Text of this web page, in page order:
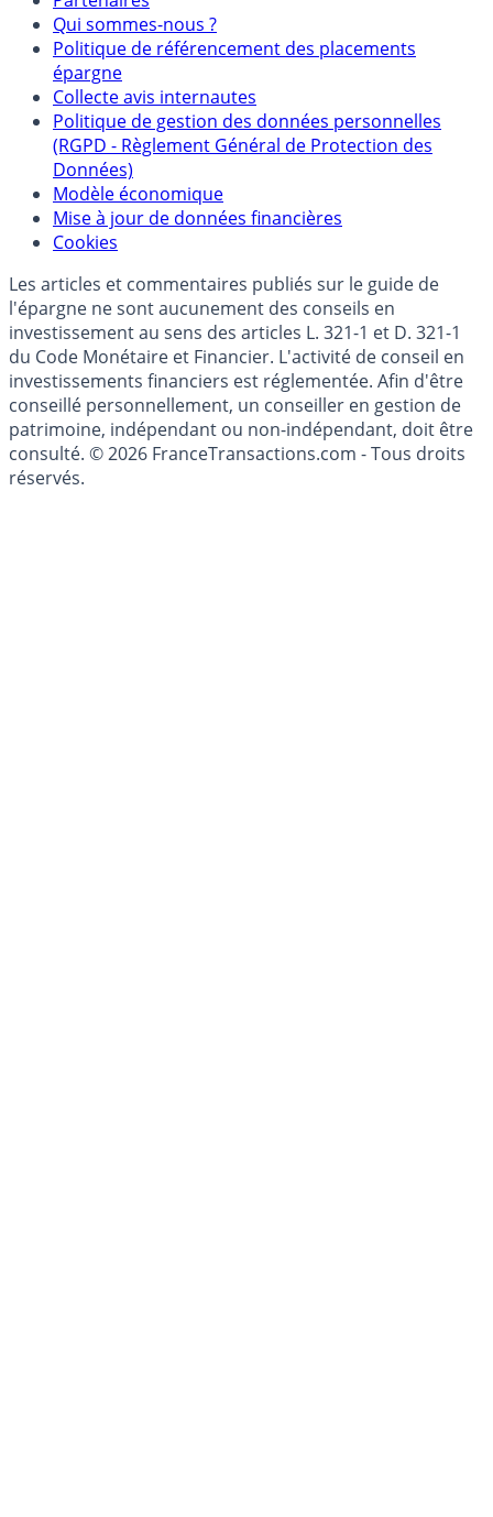
Mentions légales et Conditions d’utilisation
Partenaires
Qui sommes-nous ?
Politique de référencement des placements
épargne
Collecte avis internautes
Politique de gestion des données personnelles
(RGPD - Règlement Général de Protection des
Données)
Modèle économique
Mise à jour de données financières
Cookies
Les articles et commentaires publiés sur le guide de
l'épargne ne sont aucunement des conseils en
investissement au sens des articles L. 321-1 et D. 321-1
du Code Monétaire et Financier. L'activité de conseil en
investissements financiers est réglementée. Afin d'être
conseillé personnellement, un conseiller en gestion de
patrimoine, indépendant ou non-indépendant, doit être
consulté. © 2026 FranceTransactions.com - Tous droits